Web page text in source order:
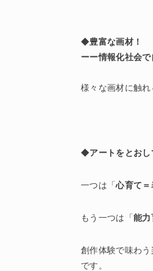
◆豊富な画材！
ーー情報化社会
様々な画材に触
◆アートをとお
一つは「心育て
もう一つは「能力
創作体験で味わう
です。